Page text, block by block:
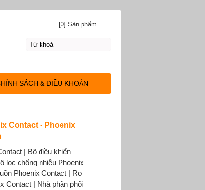
Contact - Phoenix
| Bộ điều khiển
lọc chống nhiễu Phoenix
Phoenix Contact | Rơ
Contact | Nhà phân phối
[0] Sản phẩm
SÁCH & ĐIỀU KHOẢN